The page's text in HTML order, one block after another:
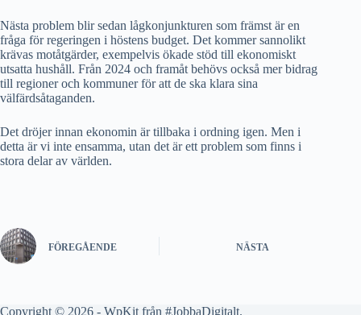
Nästa problem blir sedan lågkonjunkturen som främst är en
fråga för regeringen i höstens budget. Det kommer sannolikt
krävas motåtgärder, exempelvis ökade stöd till ekonomiskt
utsatta hushåll. Från 2024 och framåt behövs också mer bidrag
till regioner och kommuner för att de ska klara sina
välfärdsåtaganden.
Det dröjer innan ekonomin är tillbaka i ordning igen. Men i
detta är vi inte ensamma, utan det är ett problem som finns i
stora delar av världen.
FÖREGÅENDE NÄSTA
Copyright © 2026 - WpKit från #JobbaDigitalt.